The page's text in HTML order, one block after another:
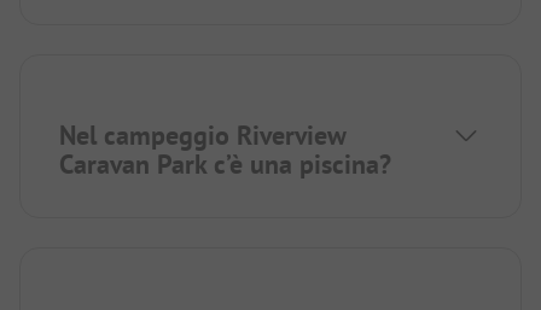
Nel campeggio Riverview
Caravan Park c’è una piscina?